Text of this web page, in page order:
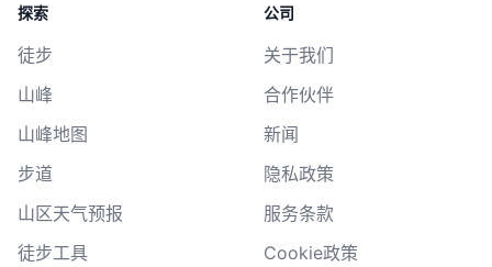
探索
徒步
山峰
山峰地图
步道
山区天气预报
徒步工具
公司
关于我们
合作伙伴
新闻
隐私政策
服务条款
Cookie政策